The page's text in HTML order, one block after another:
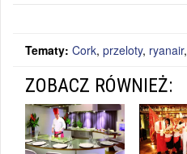
Tematy: Cork, przeloty, ryanair,
ZOBACZ RÓWNIEŻ: